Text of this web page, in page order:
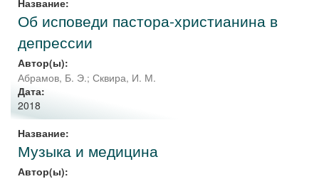
Название:
Об исповеди пастора-христианина в
депрессии
Автор(ы):
Абрамов, Б. Э.; Сквира, И. М.
Дата:
2018
Название:
Музыка и медицина
Автор(ы):